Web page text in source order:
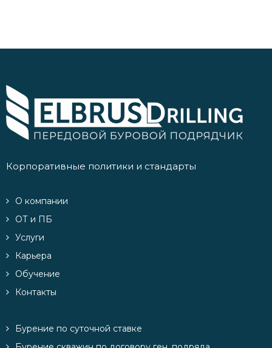
Корпоративные политики и стандарты
О компании
ОТ и ПБ
Услуги
Карьера
Обучение
Контакты
Бурение по суточной ставке